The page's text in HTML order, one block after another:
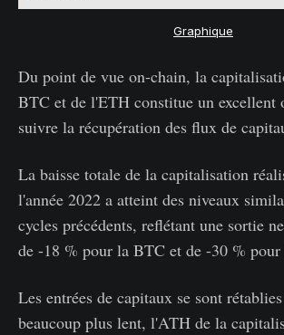
Graphique
Du point de vue on-chain, la
BTC et de l'ETH constitue un excellent
suivre la récupération des flux de
La baisse totale de la capitalisation
l'année 2022 a atteint des niveaux
cycles précédents, reflétant une sortie
de -18 % pour la BTC et de -30 %
Les entrées de capitaux se sont
beaucoup plus lent, l'ATH de la